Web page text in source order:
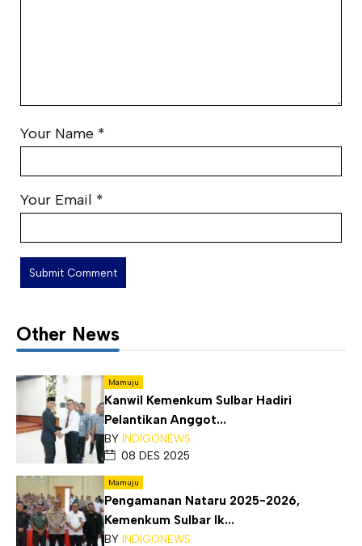
Your Name *
Your Email *
Other News
Mamuju
Kanwil Kemenkum Sulbar Hadiri
Pelantikan Anggot...
BY INDIGONEWS
08 DES 2025
Mamuju
Pengamanan Nataru 2025-2026,
Kemenkum Sulbar Ik...
BY INDIGONEWS